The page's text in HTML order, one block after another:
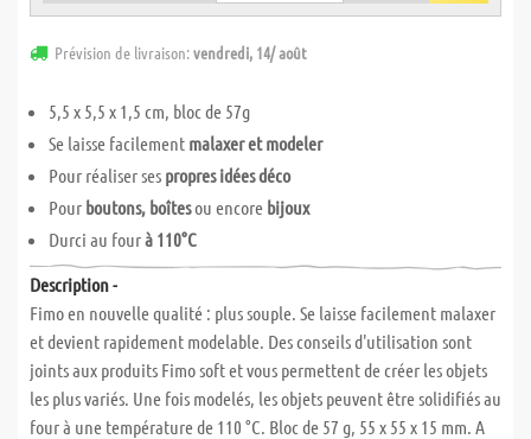
Prévision de livraison:vendredi, 14/ août
5,5 x 5,5 x 1,5 cm, bloc de 57g
Se laisse facilement malaxer et modeler
Pour réaliser ses propres idées déco
Pour boutons, boîtesou encore bijoux
Durci au fourà 110°C
Description -
Fimo en nouvelle qualité : plus souple. Se laisse facilement malaxer
et devient rapidement modelable. Des conseils d'utilisation sont
joints aux produits Fimo soft et vous permettent de créer les objets
les plus variés. Une fois modelés, les objets peuvent être solidifiés au
four à une température de 110 °C. Bloc de 57 g, 55 x 55 x 15 mm. A